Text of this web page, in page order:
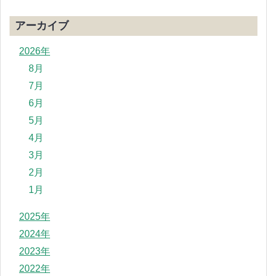
アーカイブ
2026年
8月
7月
6月
5月
4月
3月
2月
1月
2025年
2024年
2023年
2022年